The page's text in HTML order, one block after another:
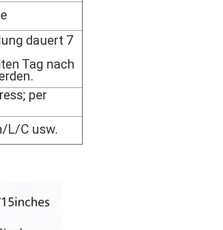
dauert 7
Tag nach
per
L/C usw.